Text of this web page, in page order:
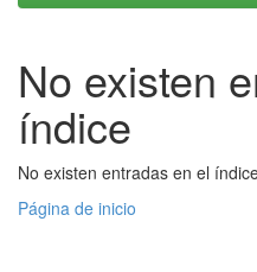
No existen
índice
No existen entradas en el
Página de inicio